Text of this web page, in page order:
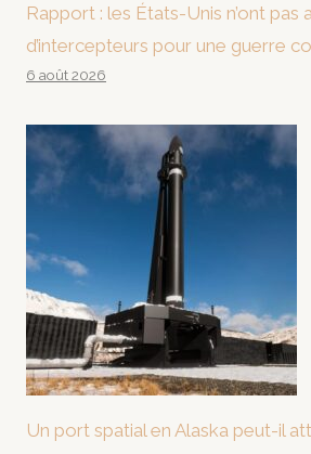
Rapport : les États-Unis n’ont pas
d’intercepteurs pour une guerre
6 août 2026
Un port spatial en Alaska peut-il